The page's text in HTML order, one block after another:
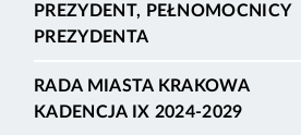
PREZYDENT, PEŁNOMOCNICY
PREZYDENTA
RADA MIASTA KRAKOWA
KADENCJA IX 2024-2029